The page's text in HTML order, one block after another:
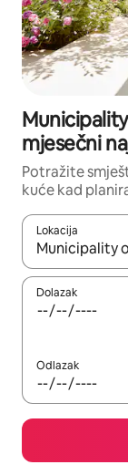
mjesečni
Potražite
kuće kad
Lokacija
Kada budu
Dolazak
Odlazak